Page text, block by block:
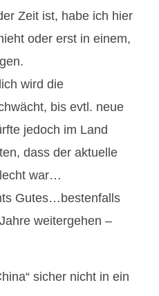
Zeit ist, habe ich hier
oder erst in einem,
wird die
bis evtl. neue
jedoch im Land
dass der aktuelle
war…
Gutes…bestenfalls
weitergehen –
sicher nicht in ein